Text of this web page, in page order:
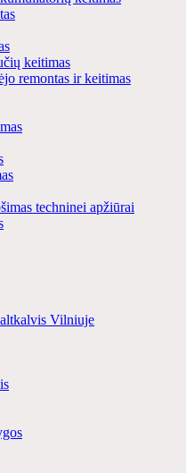
keitimas
remontas ir keitimas
techninei apžiūrai
Vilniuje